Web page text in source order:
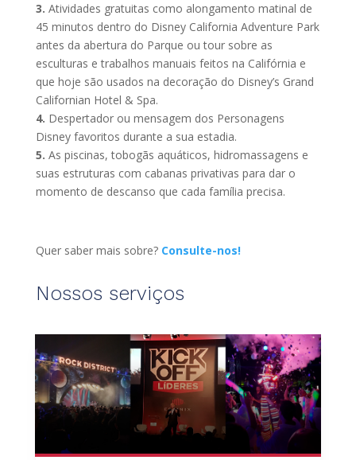
3. Atividades gratuitas como alongamento matinal de
45 minutos dentro do Disney California Adventure Park
antes da abertura do Parque ou tour sobre as
esculturas e trabalhos manuais feitos na Califórnia e
que hoje são usados na decoração do Disney’s Grand
Californian Hotel & Spa.
4. Despertador ou mensagem dos Personagens
Disney favoritos durante a sua estadia.
5. As piscinas, tobogãs aquáticos, hidromassagens e
suas estruturas com cabanas privativas para dar o
momento de descanso que cada família precisa.
Quer saber mais sobre? Consulte-nos!
Nossos serviços